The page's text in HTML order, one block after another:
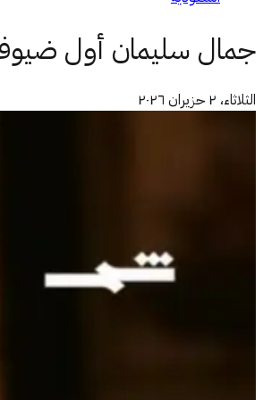
جمال سليمان أول
الثلاثاء، ٢ حزيران ٢٠٢٦